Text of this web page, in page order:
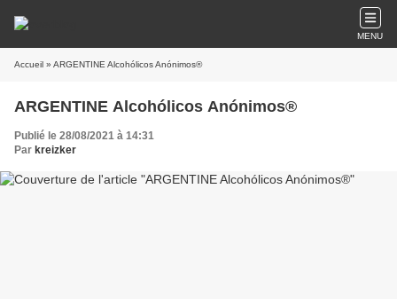
MENU
Accueil » ARGENTINE Alcohólicos Anónimos®
ARGENTINE Alcohólicos Anónimos®
Publié le 28/08/2021 à 14:31
Par kreizker